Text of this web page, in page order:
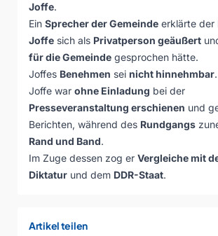
Joffe.
Ein Sprecher der Gemeinde erklärte der
Joffe sich als Privatperson geäußert
für die Gemeinde gesprochen hätte.
Joffes Benehmen sei nicht hinnehmbar.
Joffe war ohne Einladung bei der
Presseveranstaltung erschienen und
Berichten, während des Rundgangs
Rand und Band.
Im Zuge dessen zog er Vergleiche mit
Diktatur und dem DDR-Staat.
Artikel teilen